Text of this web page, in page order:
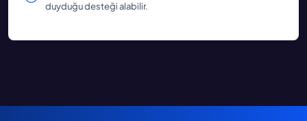
duyduğu desteği alabilir.